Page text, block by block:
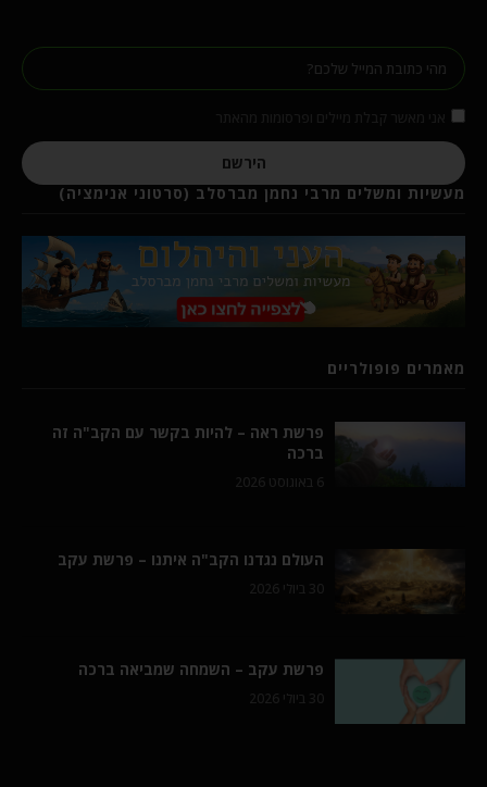
הירשם
מעשיות ומשלים מרבי נחמן מברסלב (סרטוני אנימציה)
מאמרים פופולריים
פרשת ראה – להיות בקשר עם הקב"ה זה
ברכה
6 באוגוסט 2026
העולם נגדנו הקב"ה איתנו – פרשת עקב
30 ביולי 2026
פרשת עקב – השמחה שמביאה ברכה
30 ביולי 2026